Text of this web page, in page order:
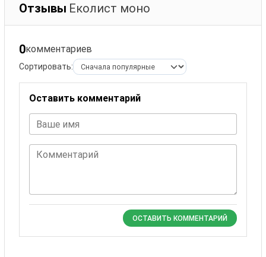
Отзывы Еколист моно
0комментариев
Сортировать:
Оставить комментарий
Ваше имя
Комментарий
ОСТАВИТЬ КОММЕНТАРИЙ